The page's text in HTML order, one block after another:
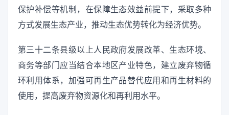
保护补偿等机制，在保障生态效益前提下，采取多种
方式发展生态产业，推动生态优势转化为经济优势。
第三十二条县级以上人民政府发展改革、生态环境、
商务等部门应当结合本地区产业特色，建立废弃物循
环利用体系，加强可再生产品替代应用和再生材料的
使用，提高废弃物资源化和再利用水平。